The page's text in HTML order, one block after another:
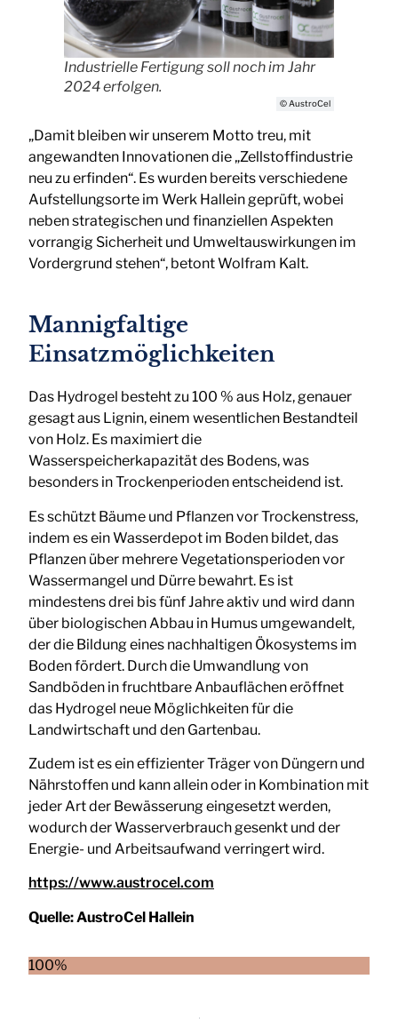
Industrielle Fertigung soll noch im Jahr
2024 erfolgen.
© AustroCel
„Damit bleiben wir unserem Motto treu, mit
angewandten Innovationen die „Zellstoffindustrie
neu zu erfinden“. Es wurden bereits verschiedene
Aufstellungsorte im Werk Hallein geprüft, wobei
neben strategischen und finanziellen Aspekten
vorrangig Sicherheit und Umweltauswirkungen im
Vordergrund stehen“, betont Wolfram Kalt.
Mannigfaltige
Einsatzmöglichkeiten
Das Hydrogel besteht zu 100 % aus Holz, genauer
gesagt aus Lignin, einem wesentlichen Bestandteil
von Holz. Es maximiert die
Wasserspeicherkapazität des Bodens, was
besonders in Trockenperioden entscheidend ist.
Es schützt Bäume und Pflanzen vor Trockenstress,
indem es ein Wasserdepot im Boden bildet, das
Pflanzen über mehrere Vegetationsperioden vor
Wassermangel und Dürre bewahrt. Es ist
mindestens drei bis fünf Jahre aktiv und wird dann
über biologischen Abbau in Humus umgewandelt,
der die Bildung eines nachhaltigen Ökosystems im
Boden fördert. Durch die Umwandlung von
Sandböden in fruchtbare Anbauflächen eröffnet
das Hydrogel neue Möglichkeiten für die
Landwirtschaft und den Gartenbau.
Zudem ist es ein effizienter Träger von Düngern und
Nährstoffen und kann allein oder in Kombination mit
jeder Art der Bewässerung eingesetzt werden,
wodurch der Wasserverbrauch gesenkt und der
Energie- und Arbeitsaufwand verringert wird.
https://www.austrocel.com
Quelle: AustroCel Hallein
100%